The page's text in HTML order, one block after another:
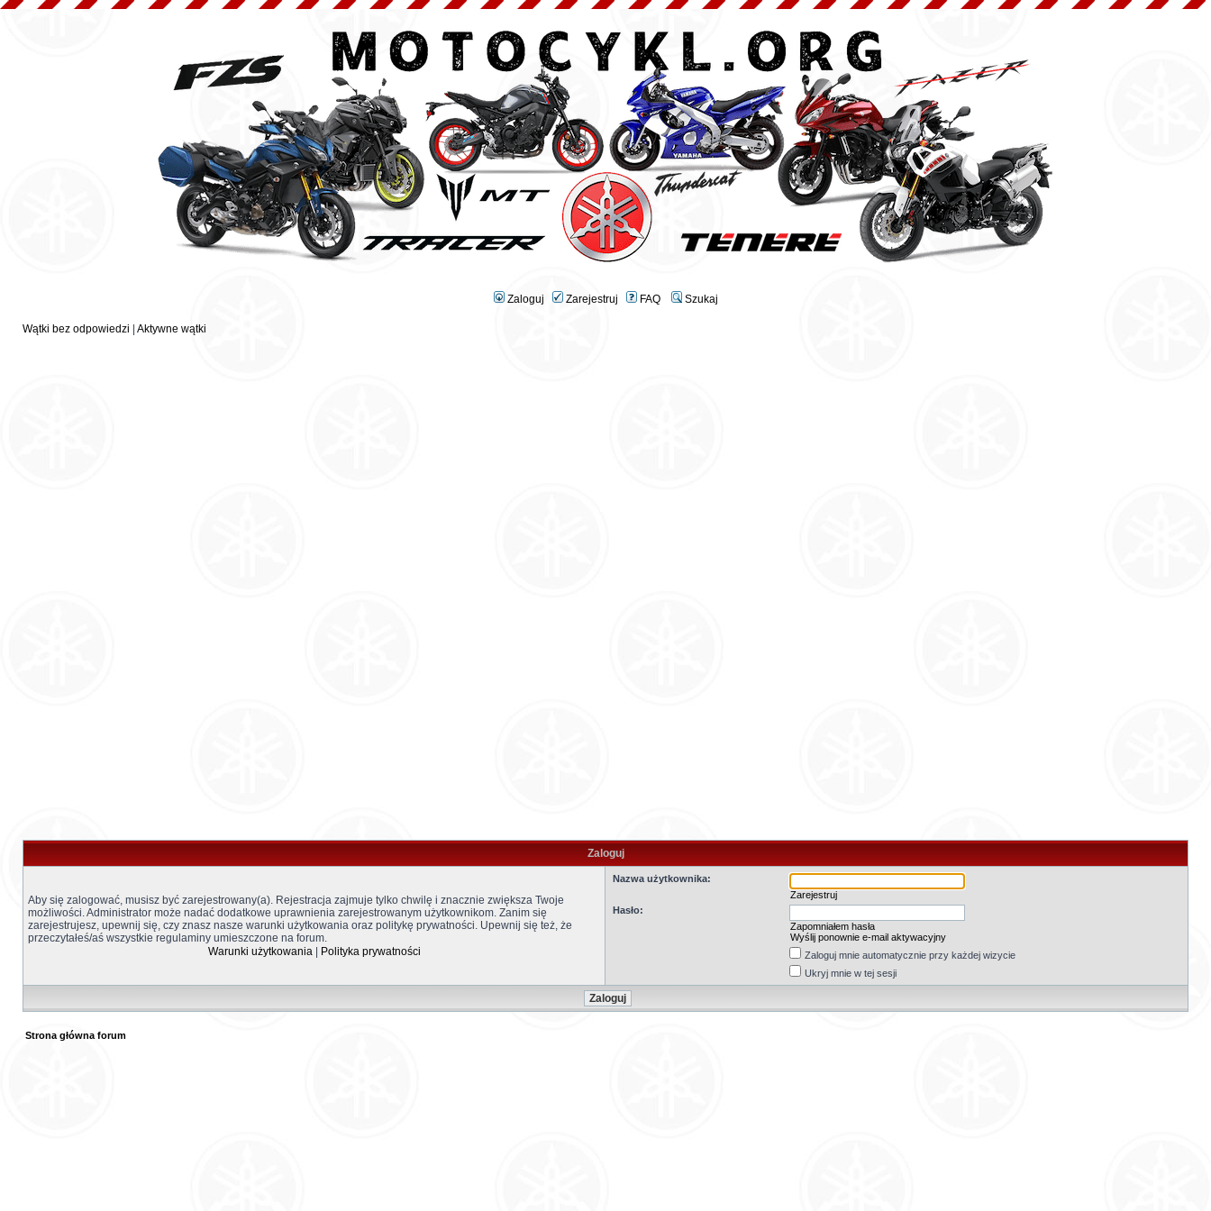
Zaloguj Zarejestruj FAQ Szukaj
Wątki bez odpowiedzi Aktywne wątki
Zaloguj
Aby się zalogować, musisz być zarejestrowany(a). Rejestracja zajmuje tylko chwilę i znacznie zwiększa Twoje
możliwości. Administrator może nadać dodatkowe uprawnienia zarejestrowanym użytkownikom. Zanim się
zarejestrujesz, upewnij się, czy znasz nasze warunki użytkowania oraz politykę prywatności. Upewnij się też, że
przeczytałeś/aś wszystkie regulaminy umieszczone na forum.
Warunki użytkowania| Polityka prywatności
Nazwa użytkownika:
Zarejestruj
Hasło:
Zapomniałem hasła
Wyślij ponownie e-mail aktywacyjny
Zaloguj mnie automatycznie przy każdej wizycie
Ukryj mnie w tej sesji
Strona główna forum